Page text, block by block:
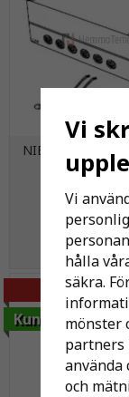
NIBE AXC 40
4 302
KÖP
-11%
Kundfavorit
Vi
Vi
hålla
säkra.
mönster
partners
använda
och